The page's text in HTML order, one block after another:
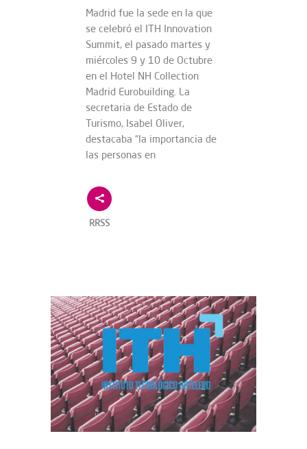
Madrid fue la sede en la que
se celebró el ITH Innovation
Summit, el pasado martes y
miércoles 9 y 10 de Octubre
en el Hotel NH Collection
Madrid Eurobuilding. La
secretaria de Estado de
Turismo, Isabel Oliver,
destacaba “la importancia de
las personas en
RRSS